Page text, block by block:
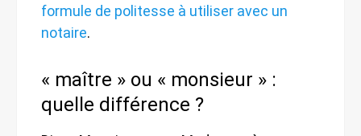
formule de politesse à utiliser avec un
notaire.
« maître » ou « monsieur » :
quelle différence ?